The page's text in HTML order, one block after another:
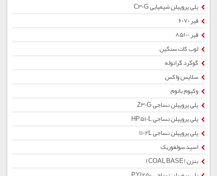
پلی پروپیلن شیمیایی C30G
قیر 6070
قیر 85100
لوب کات سنگین
گوگرد گرانوله
سلاپس واکس
وکیوم باتوم
پلی پروپیلن نساجی Z30G
پلی پروپیلن نساجی HP510L
پلی پروپیلن نساجی 1102L
اسید سولفوریک
بنزن (COAL BASE)